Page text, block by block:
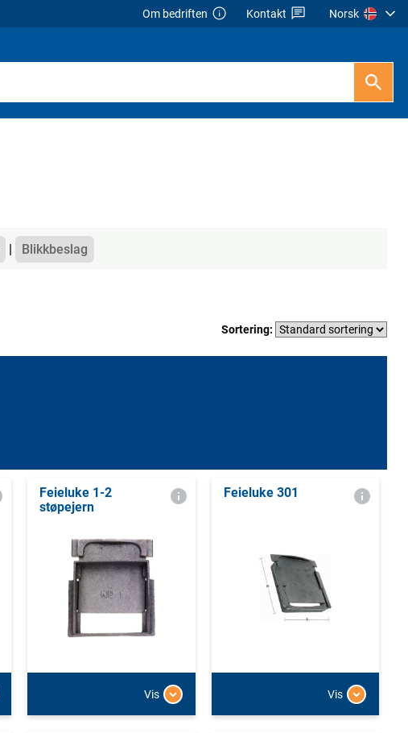
Om bedriften Kontakt Norsk
Blikkbeslag
Sortering:
Feieluke 1-2
støpejern
Vis
Feieluke 301
Vis